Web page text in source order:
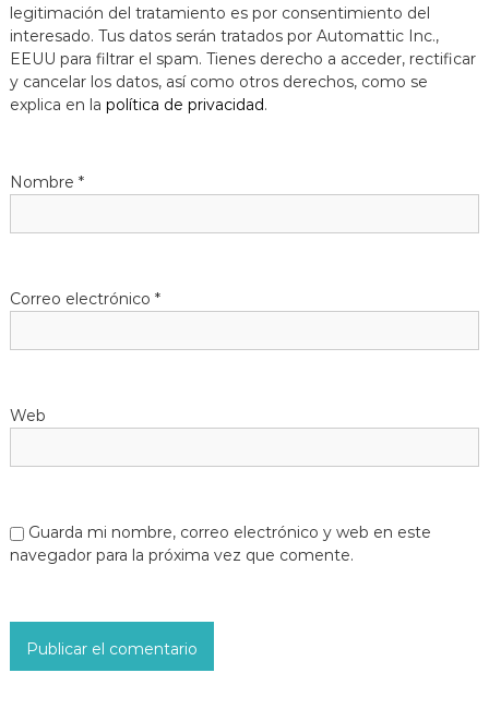
legitimación del tratamiento es por consentimiento del
interesado. Tus datos serán tratados por Automattic Inc.,
EEUU para filtrar el spam. Tienes derecho a acceder, rectificar
y cancelar los datos, así como otros derechos, como se
explica en la política de privacidad.
Nombre *
Correo electrónico *
Web
Guarda mi nombre, correo electrónico y web en este
navegador para la próxima vez que comente.